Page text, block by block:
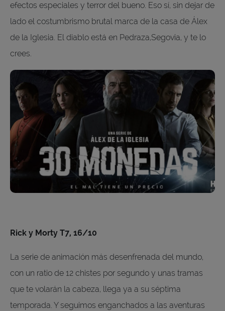
efectos especiales y terror del bueno. Eso sí, sin dejar de
lado el costumbrismo brutal marca de la casa de Álex
de la Iglesia. El diablo está en Pedraza,Segovia, y te lo
crees.
Rick y Morty T7, 16/10
La serie de animación más desenfrenada del mundo,
con un ratio de 12 chistes por segundo y unas tramas
que te volarán la cabeza, llega ya a su séptima
temporada. Y seguimos enganchados a las aventuras